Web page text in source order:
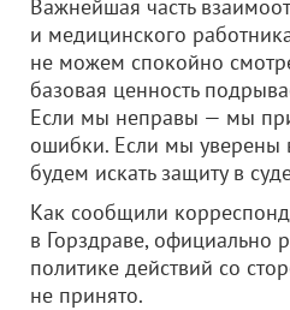
Важнейшая часть
и медицинского
не можем спокойно
базовая ценность
Если мы неправы — мы
ошибки. Если мы уверены
будем искать защиту в
Как сообщили
в Горздраве, официально
политике действий со
не принято.